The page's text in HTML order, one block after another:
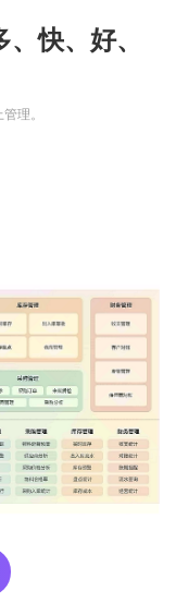
快、好、
理。